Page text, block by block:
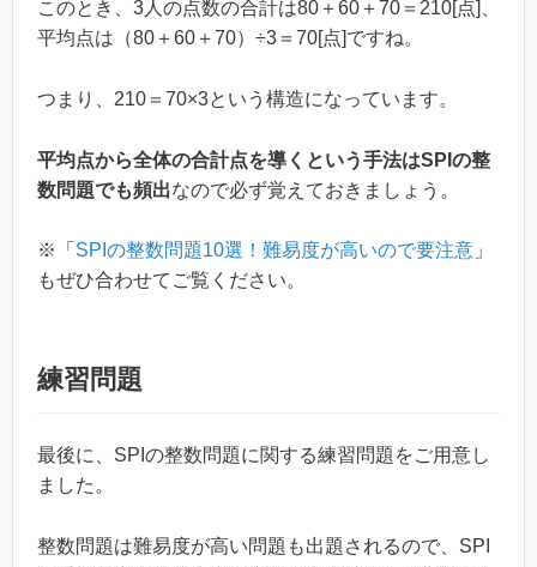
このとき、3人の点数の合計は80＋60＋70＝210[点]、
平均点は（80＋60＋70）÷3＝70[点]ですね。
つまり、210＝70×3という構造になっています。
平均点から全体の合計点を導くという手法はSPIの整
数問題でも頻出なので必ず覚えておきましょう。
※「 SPIの整数問題10選！難易度が高いので要注意 」
もぜひ合わせてご覧ください。
練習問題
最後に、SPIの整数問題に関する練習問題をご用意し
ました。
整数問題は難易度が高い問題も出題されるので、SPI